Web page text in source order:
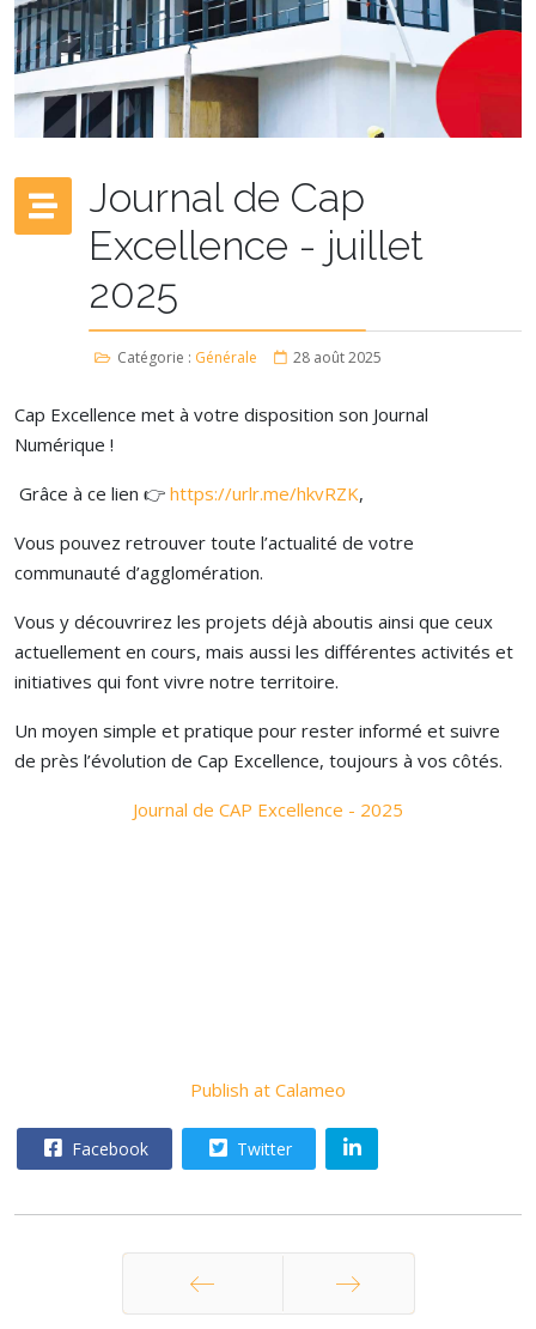
Journal de Cap
Excellence - juillet
2025
Catégorie : Générale 28 août 2025
Cap Excellence met à votre disposition son Journal
Numérique !
Grâce à ce lien 👉 https://urlr.me/hkvRZK,
Vous pouvez retrouver toute l’actualité de votre
communauté d’agglomération.
Vous y découvrirez les projets déjà aboutis ainsi que ceux
actuellement en cours, mais aussi les différentes activités et
initiatives qui font vivre notre territoire.
Un moyen simple et pratique pour rester informé et suivre
de près l’évolution de Cap Excellence, toujours à vos côtés.
Journal de CAP Excellence - 2025
Publish at Calameo
Facebook Twitter